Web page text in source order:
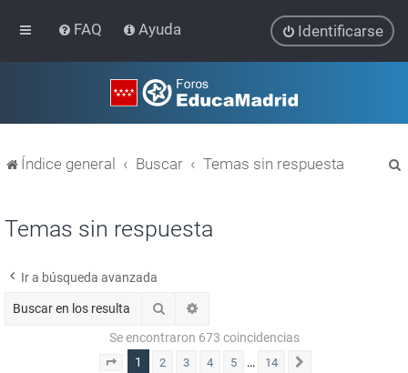
FAQ Ayuda Identificarse
Índice general Buscar Temas sin respuesta
Temas sin respuesta
Ir a búsqueda avanzada
Buscar
Se encontraron 673 coincidencias
Página 1de 14
1 2 3 4 5 … 14